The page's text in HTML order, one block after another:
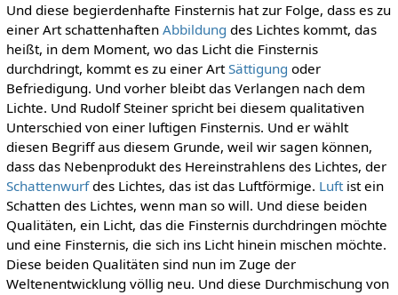
Und diese begierdenhafte Finsternis hat zur Folge, dass es zu
einer Art schattenhaften Abbildung des Lichtes kommt, das
heißt, in dem Moment, wo das Licht die Finsternis
durchdringt, kommt es zu einer ArtSättigung oder
Befriedigung. Und vorher bleibt das Verlangen nach dem
Lichte. Und Rudolf Steiner spricht bei diesem qualitativen
Unterschied von einer luftigen Finsternis. Und er wählt
diesen Begriff aus diesem Grunde, weil wir sagen können,
dass das Nebenprodukt des Hereinstrahlens des Lichtes, der
Schattenwurfdes Lichtes, das ist das Luftförmige. Luftist ein
Schatten des Lichtes, wenn man so will. Und diese beiden
Qualitäten, ein Licht, das die Finsternis durchdringen möchte
und eine Finsternis, die sich ins Licht hinein mischen möchte.
Diese beiden Qualitäten sind nun im Zuge der
Weltenentwicklung völlig neu. Und diese Durchmischung von